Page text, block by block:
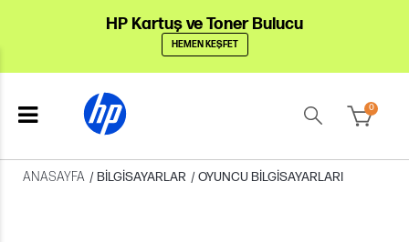
HP Kartuş ve Toner Bulucu
HEMEN KEŞFET
0
ANASAYFA /BILGISAYARLAR /OYUNCU BILGISAYARLARI